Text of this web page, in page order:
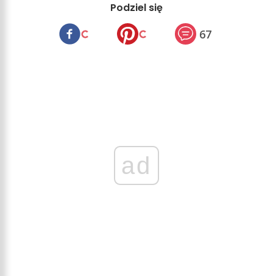
Podziel się
67
ad